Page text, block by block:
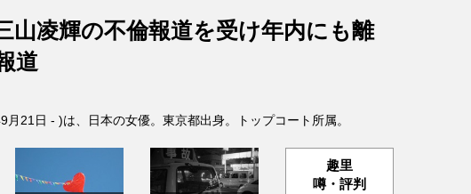
山凌輝の不倫報道を受け年内にも離
道
月21日 - )は、日本の女優。東京都出身。トップコート所属。
趣里
噂・評判